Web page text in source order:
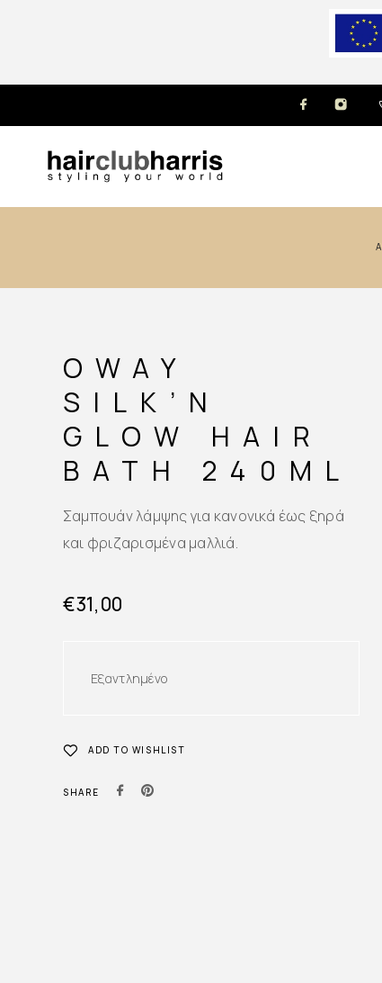
OWAY
SILK’N
GLOW HAIR
BATH 240ML
Σαμπουάν λάμψης για κανονικά έως ξηρά
και φριζαρισμένα μαλλιά.
€31,00
Εξαντλημένο
ADD TO WISHLIST
SHARE